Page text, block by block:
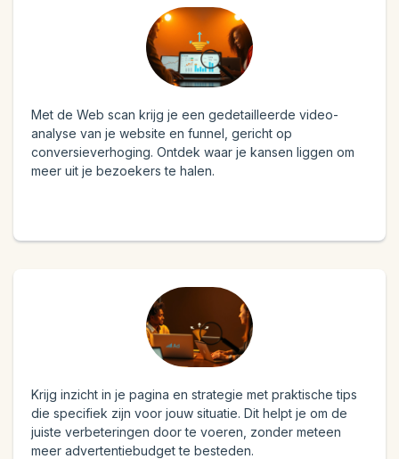
Met de Web scan krijg je een gedetailleerde video-
analyse van je website en funnel, gericht op
conversieverhoging. Ontdek waar je kansen liggen om
meer uit je bezoekers te halen.
Krijg inzicht in je pagina en strategie met praktische tips
die specifiek zijn voor jouw situatie. Dit helpt je om de
juiste verbeteringen door te voeren, zonder meteen
meer advertentiebudget te besteden.